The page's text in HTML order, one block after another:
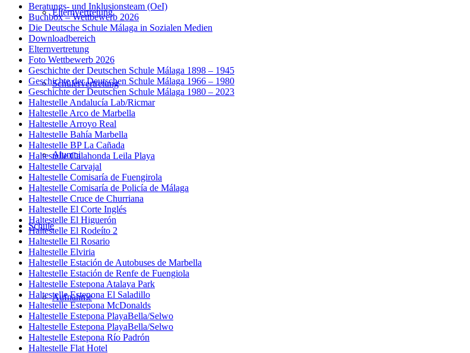
Elternvertretung
Schülervertretung
Alumni
Schule
Aufnahme
Beratungs- und Inklusionsteam (OeI)
Buchbox – Wettbewerb 2026
Die Deutsche Schule Málaga in Sozialen Medien
Downloadbereich
Elternvertretung
Foto Wettbewerb 2026
Geschichte der Deutschen Schule Málaga 1898 – 1945
Geschichte der Deutschen Schule Málaga 1966 – 1980
Geschichte der Deutschen Schule Málaga 1980 – 2023
Haltestelle Andalucía Lab/Ricmar
Haltestelle Arco de Marbella
Haltestelle Arroyo Real
Haltestelle Bahía Marbella
Haltestelle BP La Cañada
Haltestelle Calahonda Leila Playa
Haltestelle Carvajal
Haltestelle Comisaría de Fuengirola
Haltestelle Comisaría de Policía de Málaga
Haltestelle Cruce de Churriana
Haltestelle El Corte Inglés
Haltestelle El Higuerón
Haltestelle El Rodeíto 2
Haltestelle El Rosario
Haltestelle Elviria
Haltestelle Estación de Autobuses de Marbella
Haltestelle Estación de Renfe de Fuengiola
Haltestelle Estepona Atalaya Park
Haltestelle Estepona El Saladillo
Haltestelle Estepona McDonalds
Haltestelle Estepona PlayaBella/Selwo
Haltestelle Estepona PlayaBella/Selwo
Haltestelle Estepona Río Padrón
Haltestelle Flat Hotel